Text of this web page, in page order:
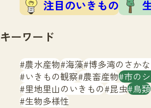
注目のいきもの
キーワード
農水産物 海藻 博多湾のさか
いきもの観察 農畜産物 市の
里地里山のいきもの 昆虫 鳥類
生物多様性